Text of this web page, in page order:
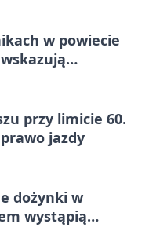
w powiecie
przy limicie 60.
jazdy
dożynki w
wystąpią